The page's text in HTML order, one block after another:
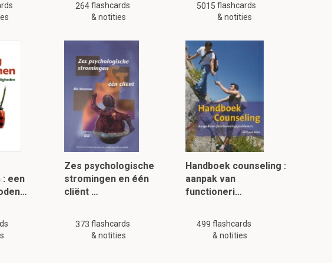
264 flashcards
& notities
5015 flashcards
& notities
: een
Zes psychologische
stromingen en één
cliënt …
373 flashcards
& notities
Handboek counseling :
aanpak van
functioneri…
499 flashcards
& notities